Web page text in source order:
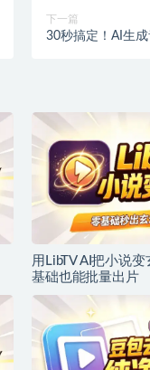
下一篇
30秒搞定！AI生
用LibTV AI把小说
基础也能批量出片